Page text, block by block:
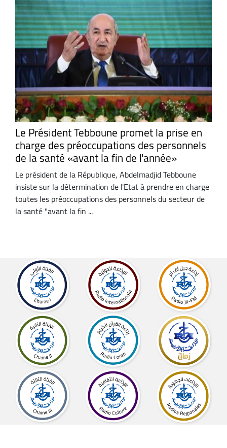
Le Président Tebboune promet la prise en
charge des préoccupations des personnels
de la santé «avant la fin de l'année»
Le président de la République, Abdelmadjid Tebboune
insiste sur la détermination de l'Etat à prendre en charge
toutes les préoccupations des personnels du secteur de
la santé "avant la fin ...